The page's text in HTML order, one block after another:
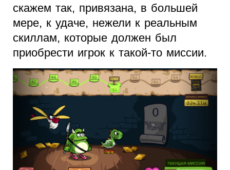
скажем так, привязана, в большей
мере, к удаче, нежели к реальным
скиллам, которые должен был
приобрести игрок к такой-то миссии.